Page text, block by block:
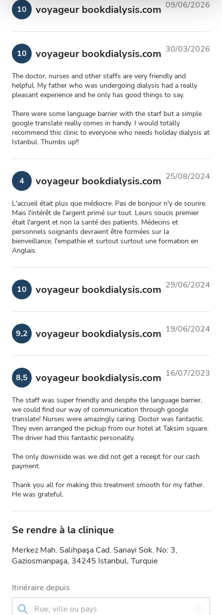
publicité et d'analyse, qui peuvent combiner celles-ci
avec d'autres informations que vous leur avez fournies
ou qu'ils ont collectées lors de votre utilisation de leurs
services.
10 voyageur bookdialysis.com 09/06/2026
10 voyageur bookdialysis.com 30/03/2026
The doctor, nurses and other staffs are very friendly and
helpful. My father who was undergoing dialysis had a really
pleasant experience and he only has good things to say.
There were some language barrier with the starf but a simple
google translate really comes in handy. I would totally
recommend this clinic to everyone who needs holiday dialysis at
Istanbul. Thumbs up!!
4 voyageur bookdialysis.com 25/08/2024
L'accueil était plus que médiocre. Pas de bonjour n'y de sourire.
Mais l'intérêt de l'argent primé sur tout. Leurs soucis premier
était l'argent et non la santé des patients. Médecins et
personnels soignants devraient être formées sur la
bienveillance, l'empathie et surtout surtout une formation en
Anglais.
10 voyageur bookdialysis.com 29/06/2024
9,2 voyageur bookdialysis.com 19/06/2024
8,5 voyageur bookdialysis.com 16/07/2023
The staff was super friendly and despite the language barrier,
we could find our way of communication through google
translate! Nurses were amazingly caring. Doctor was fantastic.
They even arranged the pickup from our hotel at Taksim square.
The driver had this fantastic personality.
The only downside was we did not get a receipt for our cash
payment.
Thank you all for making this treatment smooth for my father.
He was grateful.
Se rendre à la clinique
Merkez Mah. Salihpaşa Cad. Sanayi Sok. No: 3,
Gaziosmanpaşa, 34245 Istanbul, Turquie
Itinéraire depuis